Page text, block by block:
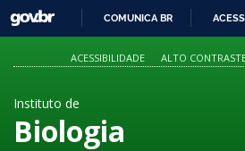
PARA
O
GOVBR
COMUNICA BR
ACESSIBILIDADE ALTO
Instituto de
Biologia